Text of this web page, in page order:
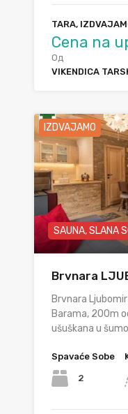
TARA,
Cena na
Од
VIKENDICA
IZDVAJAMO
SAUNA, SLANA
Brvnara
Brvnara
Barama, 200m
ušuškana u
Spavaće Sobe
2